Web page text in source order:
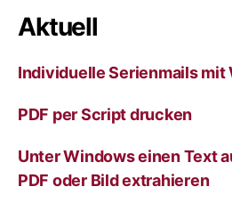
r
n
v
Aktuell
Individuelle Serienmails mit
PDF per Script drucken
Unter Windows einen Text
PDF oder Bild extrahieren